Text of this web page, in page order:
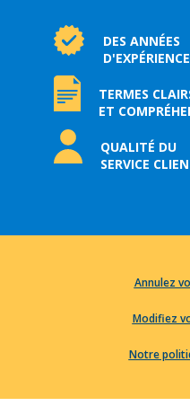
DES ANNÉES
TERMES
ET
QUALITÉ DU
SERVICE
Annulez
Modifiez
Notre